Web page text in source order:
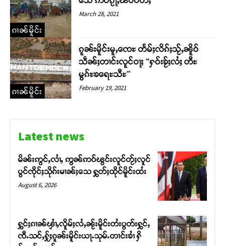
Support SHAN
တႃႇႁႂ်ႈသဵင်ၵၢင်ၸႂ်ၵူၼ်းမိူင်း ၵူႈတီႈၵူႈလႅၼ်ပေႃးတေၸွ
တ်ႇ တူဝ်ႈလုမ်ႈၾႃႉၼၼ်ႉ ၶဝ်ႈႁူမ်ႈၵမ်ႉထႅမ် ၸုမ်းၶၢ
Donate Now
ၵၢၼ်မိူင်း
March 28, 2021
ၵၢၼ်မိူင်း
ၵူၼ်းမိူင်းမူႇၸေႊ တႅမ်ႈလိၵ်ႈသႂ်ႇၼိူဝ်
သဵၼ်ႈတၢင်းလူင်ဝႃႈ “ႁဝ်းၶႂ်ႈလႆႈ တီႊ
မွၵ်ႊၶရေႊသီႊ”
February 19, 2021
Latest news
မိၼ်းဢွင်ႇလၢႆႇ ဢွၼ်ဢဝ်ၽွင်းလူင်တႂ်ႈလူင်
ပွင်ၸိုင်ႈသိုၵ်းမၢၼ်ႈသေ ႁွတ်ႈထိုင်မိူင်းထႆး
August 6, 2026
ႁွင်ႈၵၢၼ်ၾၢႆႇလိူမ်ႈလႆႇၼႂ်းမိူင်းတႆးပွတ်းႁွင်ႇ
ၸီႉသင်ႇႁႂ်ႈၵူၼ်းမိူင်းယႃႉသုမ်ႉတၢင်းၶၢႆ ႁိ